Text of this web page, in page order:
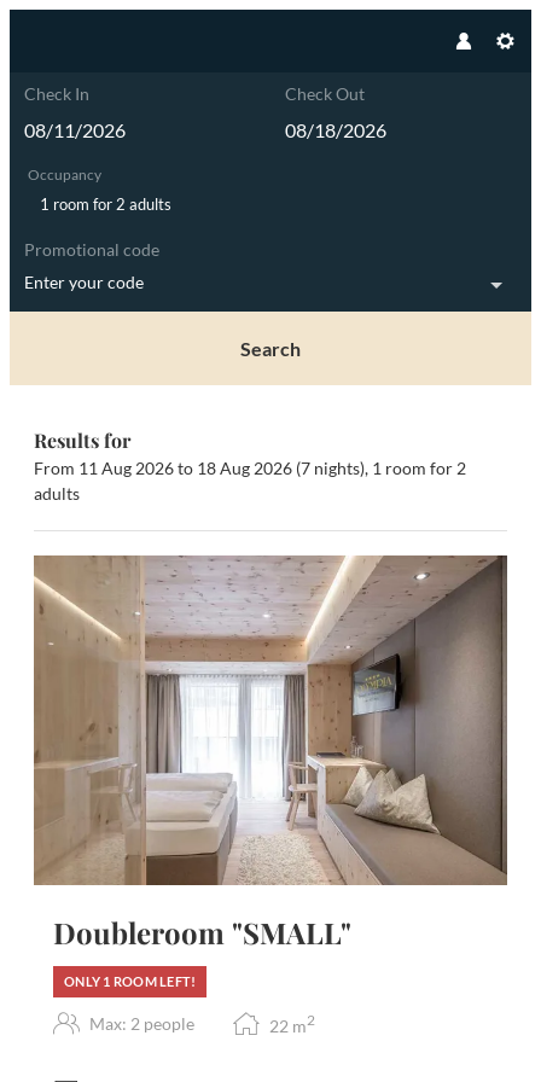
Check In Check Out
Occupancy
1 room for 2 adults
Promotional code
Enter your code
Search
Results for
From 11 Aug 2026 to 18 Aug 2026 (7 nights), 1 room for 2
adults
Doubleroom "SMALL"
ONLY 1 ROOM LEFT!
Max: 2 people 22 m2